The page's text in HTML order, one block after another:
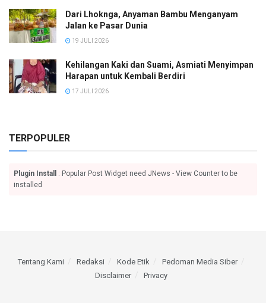
Dari Lhoknga, Anyaman Bambu Menganyam
Jalan ke Pasar Dunia
19 JULI 2026
Kehilangan Kaki dan Suami, Asmiati Menyimpan
Harapan untuk Kembali Berdiri
17 JULI 2026
TERPOPULER
Plugin Install
: Popular Post Widget need JNews - View Counter to be
installed
Tentang Kami Redaksi Kode Etik
Pedoman Media Siber
Disclaimer
Privacy